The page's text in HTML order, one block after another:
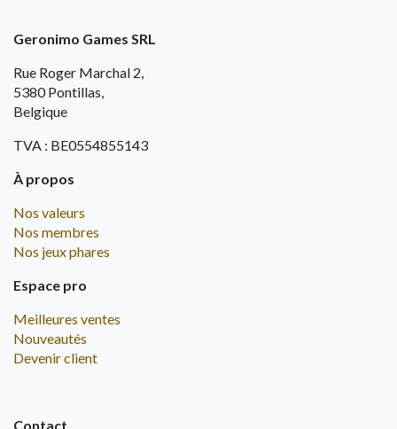
Geronimo Games SRL
Rue Roger Marchal 2,
5380 Pontillas,
Belgique
TVA : BE0554855143
À propos
Nos valeurs
Nos membres
Nos jeux phares
Espace pro
Meilleures ventes
Nouveautés
Devenir client
Contact